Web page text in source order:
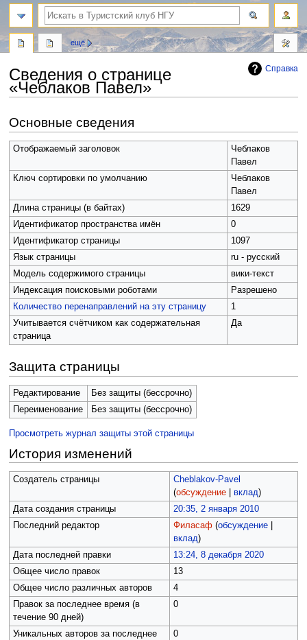
Справка
Сведения о странице
«Чеблаков Павел»
к
навигации
к
поиску
Основные сведения
Отображаемый заголовок
Чеблаков
Павел
Ключ сортировки по умолчанию
Чеблаков
Павел
Длина страницы (в байтах)
1629
Идентификатор пространства имён
0
Идентификатор страницы
1097
Язык страницы
ru - русский
Модель содержимого страницы
вики-текст
Индексация поисковыми роботами
Разрешено
Количество перенаправлений на эту страницу
1
Учитывается счётчиком как содержательная
страница
Да
Защита страницы
Редактирование
Без защиты (бессрочно)
Переименование
Без защиты (бессрочно)
Просмотреть журнал защиты этой страницы
История изменений
Создатель страницы
Cheblakov-Pavel
(обсуждение| вклад)
Дата создания страницы
20:35, 2 января 2010
Последний редактор
Филасаф (обсуждение|
вклад)
Дата последней правки
13:24, 8 декабря 2020
Общее число правок
13
Общее число различных авторов
4
Правок за последнее время (в
течение 90 дней)
0
Уникальных авторов за последнее
0
ещё
поиск